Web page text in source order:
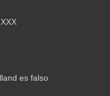
es falso